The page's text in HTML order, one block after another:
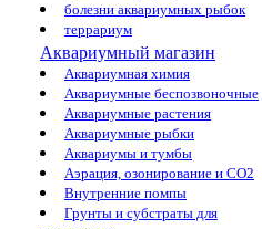
болезни аквариумных рыбок
террариум
Аквариумный магазин
Аквариумная химия
Аквариумные беспозвоночные
Аквариумные растения
Аквариумные рыбки
Аквариумы и тумбы
Аэрация, озонирование и CO2
Внутренние помпы
Грунты и субстраты для